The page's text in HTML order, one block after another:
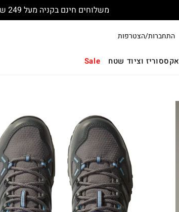
משלוחים חינם בקניה מעל 249 ש"ח
התחברות/הצטרפות
אקססוריז וציוד שטח Sale